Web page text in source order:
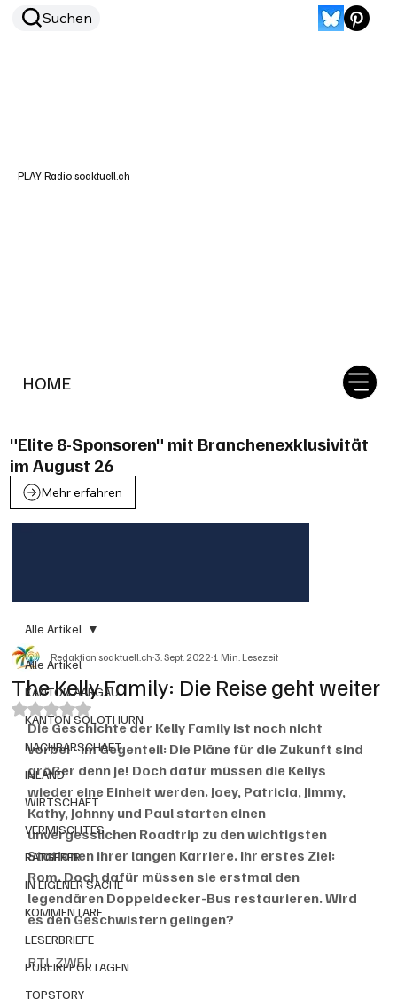
HOME
Suchen
PLAY Radio soaktuell.ch
"Elite 8-Sponsoren" mit Branchenexklusivität
im August 26
Mehr erfahren
Alle Artikel
KANTON AARGAU
KANTON SOLOTHURN
NACHBARSCHAFT
INLAND
WIRTSCHAFT
VERMISCHTES
RATGEBER
IN EIGENER SACHE
KOMMENTARE
LESERBRIEFE
PUBLIREPORTAGEN
TOPSTORY
Alle Artikel
The Kelly Family: Die Reise geht weiter
Redaktion soaktuell.ch3. Sept. 20221 Min. Lesezeit
Mit NaN von 5 Sternen bewertet.
Die Geschichte der Kelly Family ist noch nicht
vorbei - im Gegenteil: Die Pläne für die Zukunft sind
größer denn je! Doch dafür müssen die Kellys
wieder eine Einheit werden. Joey, Patricia, Jimmy,
Kathy, Johnny und Paul starten einen
unvergesslichen Roadtrip zu den wichtigsten
Stationen ihrer langen Karriere. Ihr erstes Ziel:
Rom. Doch dafür müssen sie erstmal den
legendären Doppeldecker-Bus restaurieren. Wird
es den Geschwistern gelingen?
RTL ZWEI